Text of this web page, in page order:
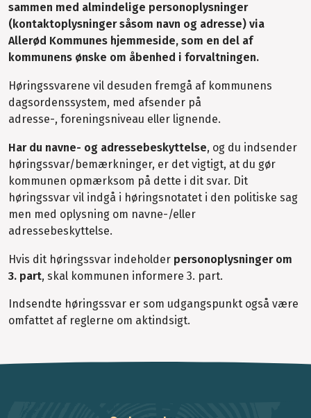
sammen med almindelige personoplysninger
(kontaktoplysninger såsom navn og adresse) via
Allerød Kommunes hjemmeside, som en del af
kommunens ønske om åbenhed i forvaltningen.
Høringssvarene vil desuden fremgå af kommunens
dagsordenssystem, med afsender på
adresse-, foreningsniveau eller lignende.
Har du navne- og adressebeskyttelse, og du indsender
høringssvar/bemærkninger, er det vigtigt, at du gør
kommunen opmærksom på dette i dit svar. Dit
høringssvar vil indgå i høringsnotatet i den politiske sag
men med oplysning om navne-/eller
adressebeskyttelse.
Hvis dit høringssvar indeholder personoplysninger om
3. part, skal kommunen informere 3. part.
Indsendte høringssvar er som udgangspunkt også være
omfattet af reglerne om aktindsigt.